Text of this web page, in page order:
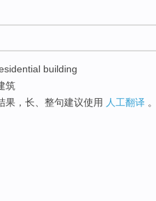
building
筑
果，长、整句建议使用 人工翻译